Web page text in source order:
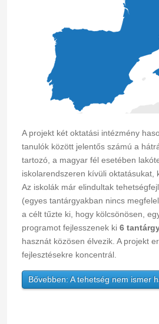
A projekt két oktatási intézmény
tanulók között jelentős számú a
tartozó, a magyar fél esetében
iskolarendszeren kívüli oktatásukat,
Az iskolák már elindultak
(egyes tantárgyakban nincs
a célt tűzte ki, hogy kölcsönösen,
programot fejlesszenek ki 6
hasznát közösen élvezik. A projekt
fejlesztésekre koncentrál.
Bővebben: A tehetség nem ismer